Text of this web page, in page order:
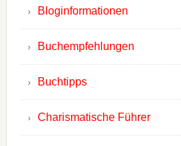
Bloginformationen
Buchempfehlungen
Buchtipps
Charismatische Führer